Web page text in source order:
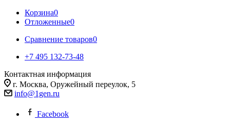
Корзина0
Отложенные0
Сравнение товаров0
+7 495 132-73-48
Контактная информация
г. Москва, Оружейный переулок, 5
info@1gen.ru
Facebook